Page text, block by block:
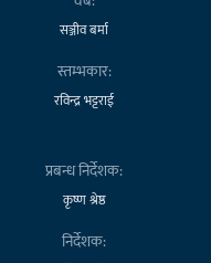
सञ्जीव बर्मा
स्तम्भकार:
रविन्द्र भट्टराई
प्रबन्ध निर्देशक:
कृष्ण श्रेष्ठ
निर्देशक: